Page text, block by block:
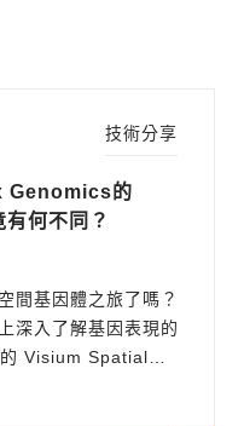
Genomics的
何不同？
間基因體之旅了嗎？
深入了解基因表現的
技術分享